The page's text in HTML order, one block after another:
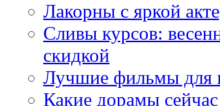
Лакорны с яркой
Сливы курсов:
скидкой
Лучшие фильмы для
Какие дорамы